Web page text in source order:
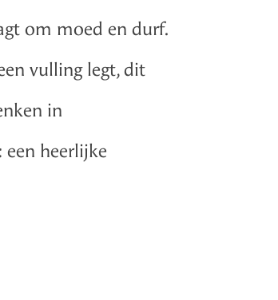
om moed en durf.
vulling legt, dit
in
heerlijke